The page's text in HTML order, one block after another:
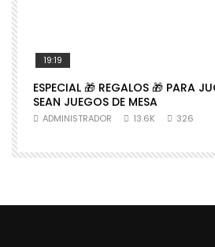
19:19
ESPECIAL 🎁 REGALOS 🎁 PARA
SEAN JUEGOS DE MESA
ADMINISTRADOR 13.6K 326